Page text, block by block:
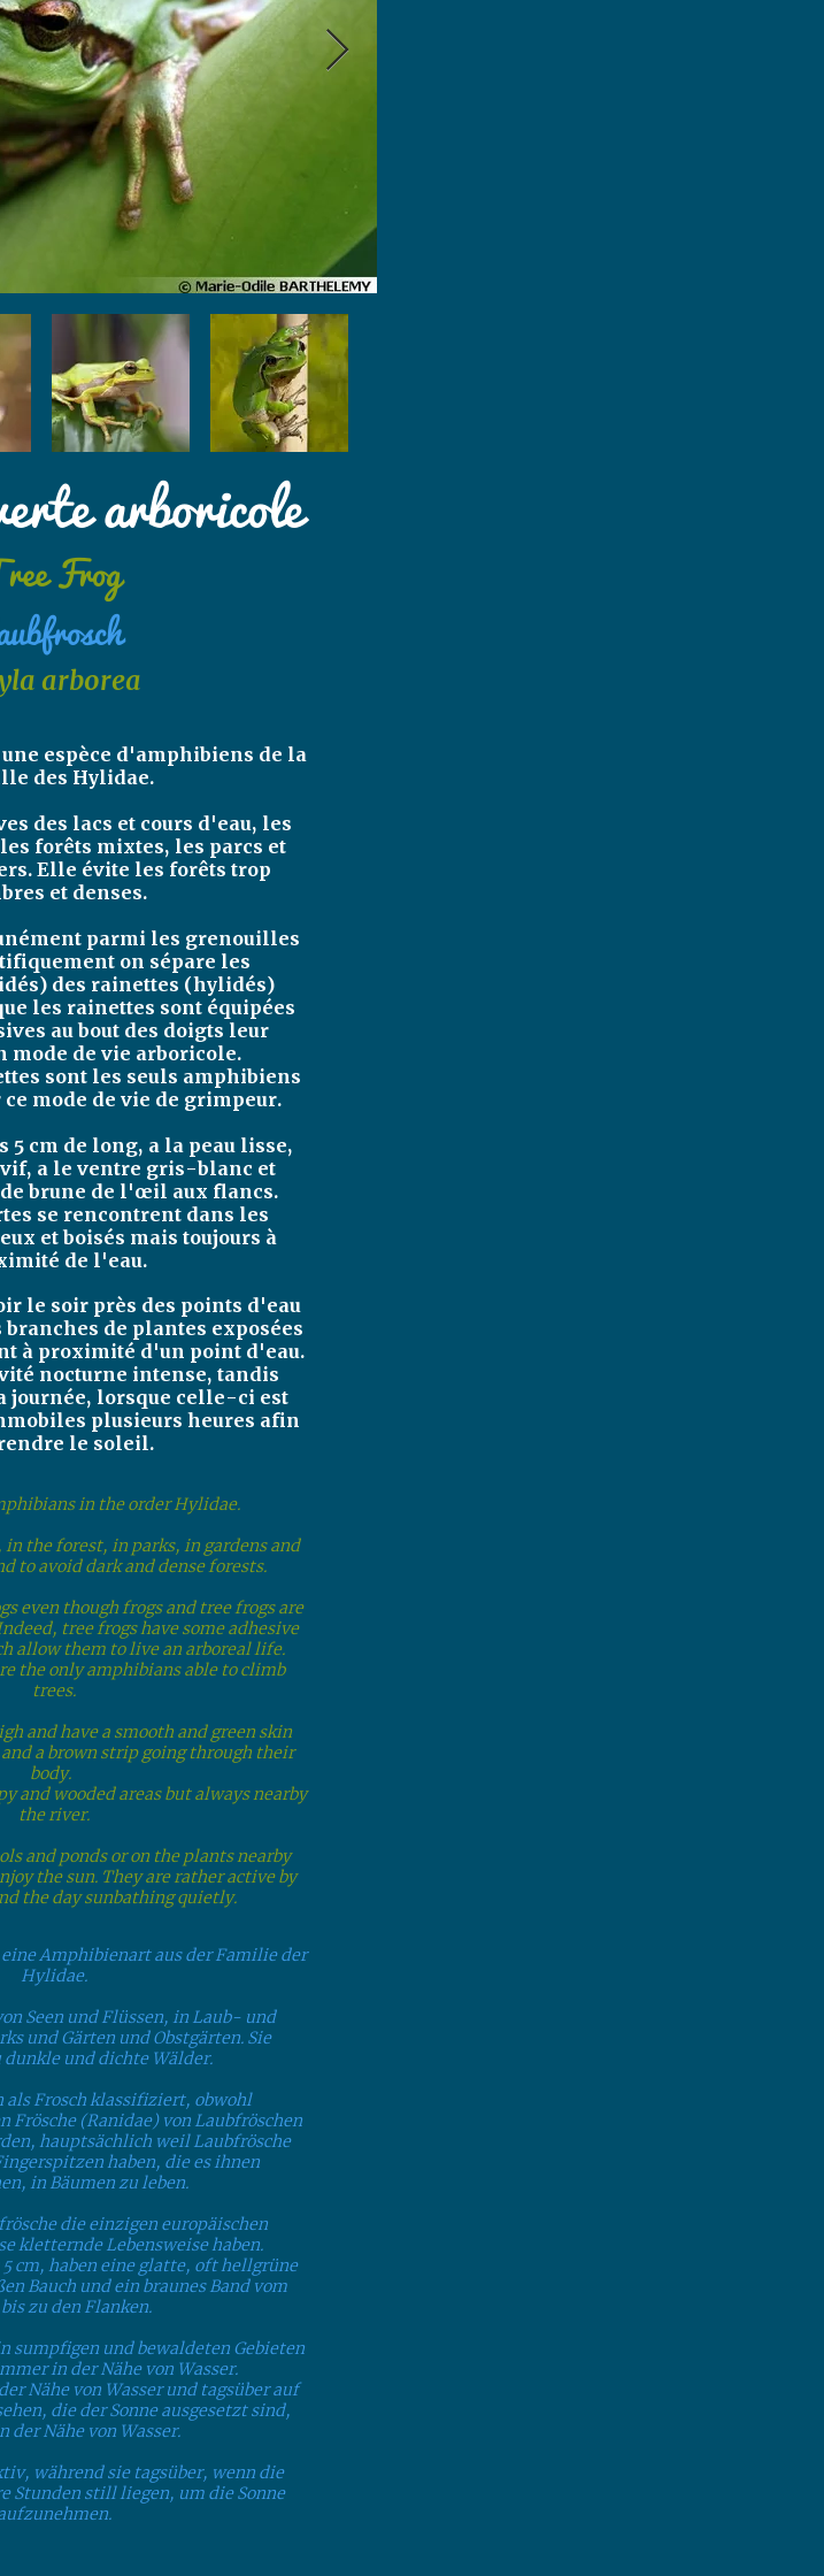
arboricole
Frog
arborea
espèce d'amphibiens de la
des Hylidae.
des lacs et cours d'eau, les
forêts mixtes, les parcs et
Elle évite les forêts trop
et denses.
parmi les grenouilles
on sépare les
des rainettes (hylidés)
les rainettes sont équipées
au bout des doigts leur
mode de vie arboricole.
sont les seuls amphibiens
mode de vie de grimpeur.
5 cm de long, a la peau lisse,
a le ventre gris-blanc et
brune de l'œil aux flancs.
se rencontrent dans les
et boisés mais toujours à
de l'eau.
le soir près des points d'eau
branches de plantes exposées
à proximité d'un point d'eau.
nocturne intense, tandis
journée, lorsque celle-ci est
plusieurs heures afin
le soleil.
in the order Hylidae.
in the forest, in parks, in gardens and
to avoid dark and dense forests.
even though frogs and tree frogs are
tree frogs have some adhesive
allow them to live an arboreal life.
the only amphibians able to climb
trees.
and have a smooth and green skin
a brown strip going through their
body.
and wooded areas but always nearby
the river.
and ponds or on the plants nearby
the sun. They are rather active by
the day sunbathing quietly.
Amphibienart aus der Familie der
Hylidae.
Seen und Flüssen, in Laub- und
und Gärten und Obstgärten. Sie
und dichte Wälder.
als Frosch klassifiziert, obwohl
Frösche (Ranidae) von Laubfröschen
hauptsächlich weil Laubfrösche
haben, die es ihnen
in Bäumen zu leben.
die einzigen europäischen
kletternde Lebensweise haben.
cm, haben eine glatte, oft hellgrüne
Bauch und ein braunes Band vom
zu den Flanken.
sumpfigen und bewaldeten Gebieten
in der Nähe von Wasser.
Nähe von Wasser und tagsüber auf
die der Sonne ausgesetzt sind,
der Nähe von Wasser.
während sie tagsüber, wenn die
Stunden still liegen, um die Sonne